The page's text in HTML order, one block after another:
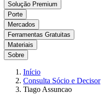
Solução Premium
Porte
Mercados
Ferramentas Gratuitas
Materiais
Sobre
Início
Consulta Sócio e Decisor
Tiago Assuncao